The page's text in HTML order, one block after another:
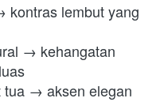
kontras lembut yang
→ kehangatan
tua → aksen elegan